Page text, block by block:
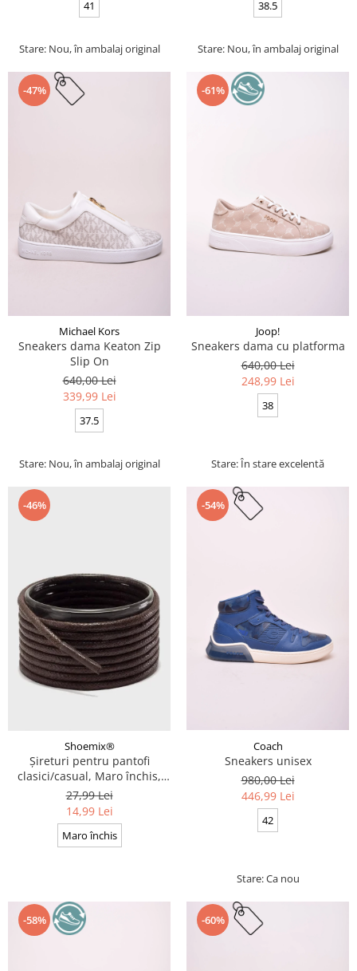
41
Stare: Nou, în ambalaj original
38.5
Stare: Nou, în ambalaj original
-47%
Michael Kors
Sneakers dama Keaton Zip
Slip On
640,00 Lei
339,99 Lei
37.5
Stare: Nou, în ambalaj original
-61%
Joop!
Sneakers dama cu platforma
640,00 Lei
248,99 Lei
38
Stare: În stare excelentă
-46%
Shoemix®
Șireturi pentru pantofi
clasici/casual, Maro închis,
Cerate, Calitate premium, 110
cm x 0.3 cm
27,99 Lei
14,99 Lei
Maro închis
-54%
Coach
Sneakers unisex
980,00 Lei
446,99 Lei
42
Stare: Ca nou
-58% -60%